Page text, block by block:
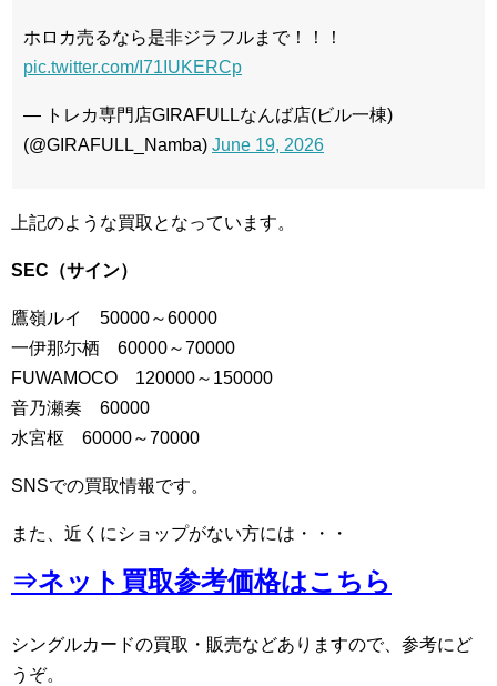
ホロカ売るなら是非ジラフルまで！！！
pic.twitter.com/I71IUKERCp
— トレカ専門店GIRAFULLなんば店(ビル一棟)
(@GIRAFULL_Namba) June 19, 2026
上記のような買取となっています。
SEC（サイン）
鷹嶺ルイ 50000～60000
一伊那尓栖 60000～70000
FUWAMOCO 120000～150000
音乃瀬奏 60000
水宮枢 60000～70000
SNSでの買取情報です。
また、近くにショップがない方には・・・
⇒ネット買取参考価格はこちら
シングルカードの買取・販売などありますので、参考にど
うぞ。